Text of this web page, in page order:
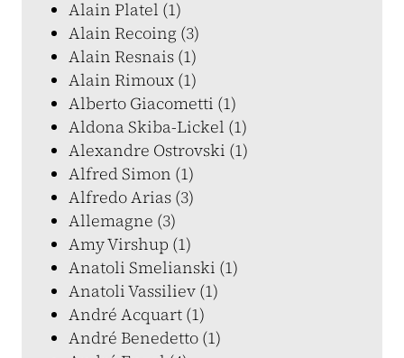
Alain Platel (1)
Alain Recoing (3)
Alain Resnais (1)
Alain Rimoux (1)
Alberto Giacometti (1)
Aldona Skiba-Lickel (1)
Alexandre Ostrovski (1)
Alfred Simon (1)
Alfredo Arias (3)
Allemagne (3)
Amy Virshup (1)
Anatoli Smelianski (1)
Anatoli Vassiliev (1)
André Acquart (1)
André Benedetto (1)